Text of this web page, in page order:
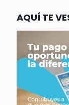
AQUÍ TE